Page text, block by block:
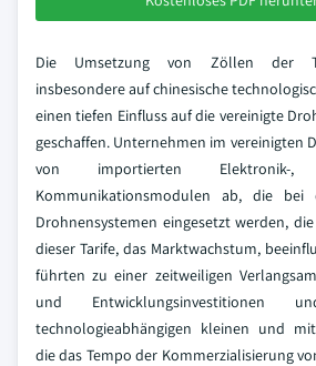
Die Umsetzung von Zöllen der
insbesondere auf chinesische
einen tiefen Einfluss auf die vereinigte
geschaffen. Unternehmen im vereinigten
von importierten Elektronik-
Kommunikationsmodulen ab, die bei
Drohnensystemen eingesetzt werden,
dieser Tarife, das Marktwachstum,
führten zu einer zeitweiligen
und Entwicklungsinvestitionen
technologieabhängigen kleinen und
die das Tempo der Kommerzialisierung